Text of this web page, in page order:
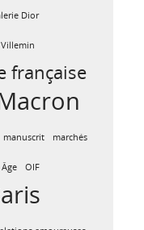
Dior
française
manuscrit marchés
OIF